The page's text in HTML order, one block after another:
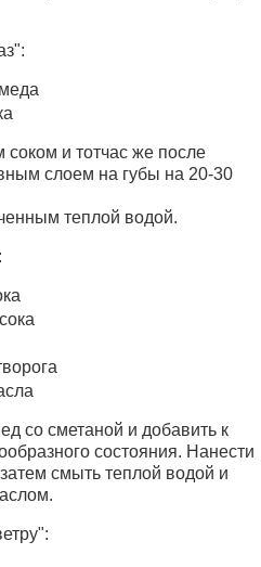
и тотчас же после
слоем на губы на 20-30
теплой водой.
со сметаной и добавить к
состояния. Нанести
смыть теплой водой и